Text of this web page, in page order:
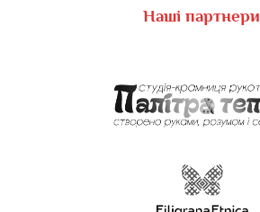
Наші партнери